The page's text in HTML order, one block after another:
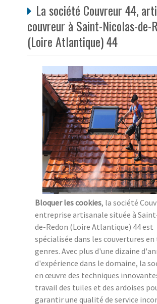
La société Couvreur 44,
couvreur à Saint-Nicolas-de-
(Loire Atlantique) 44
Bloquer les cookies, la société
entreprise artisanale située à
de-Redon (Loire Atlantique) 44 est
spécialisée dans les couvertures en
genres. Avec plus d'une dizaine
d'expérience dans le domaine, la
en œuvre des techniques
travail des tuiles et des ardoises
garantir une qualité de service